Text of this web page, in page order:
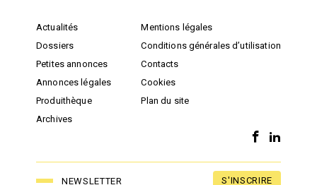
Actualités
Dossiers
Petites annonces
Annonces légales
Produithèque
Archives
Mentions légales
Conditions générales d’utilisation
Contacts
Cookies
Plan du site
NEWSLETTER S'INSCRIRE